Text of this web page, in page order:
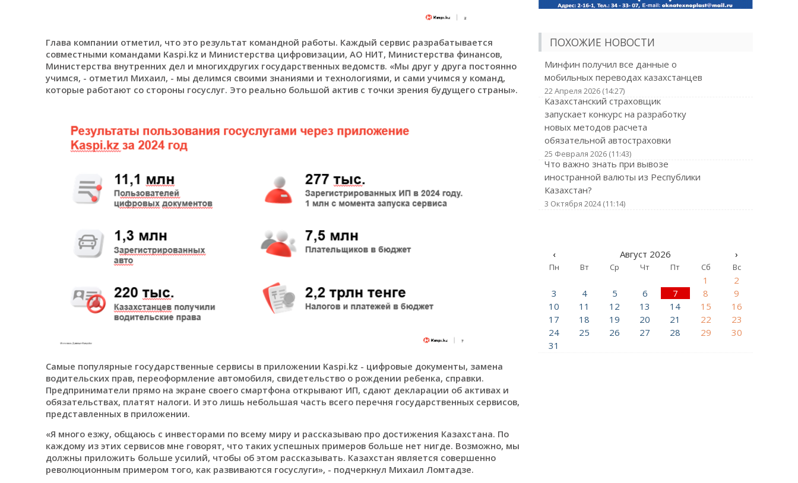
Глава компании отметил, что это результат командной работы. Каждый сервис разрабатывается
совместными командами Kaspi.kz и Министерства цифровизации, АО НИТ, Министерства финансов,
Министерства внутренних дел и многихдругих государственных ведомств. «Мы друг у друга постоянно
учимся, - отметил Михаил, - мы делимся своими знаниями и технологиями, и сами учимся у команд,
которые работают со стороны госуслуг. Это реально большой актив с точки зрения будущего страны».
Самые популярные государственные сервисы в приложении Kaspi.kz - цифровые документы, замена
водительских прав, переоформление автомобиля, свидетельство о рождении ребенка, справки.
Предприниматели прямо на экране своего смартфона открывают ИП, сдают декларации об активах и
обязательствах, платят налоги. И это лишь небольшая часть всего перечня государственных сервисов,
представленных в приложении.
«Я много езжу, общаюсь с инвесторами по всему миру и рассказываю про достижения Казахстана. По
каждому из этих сервисов мне говорят, что таких успешных примеров больше нет нигде. Возможно, мы
должны приложить больше усилий, чтобы об этом рассказывать. Казахстан является совершенно
революционным примером того, как развиваются госуслуги», - подчеркнул Михаил Ломтадзе.
ПОХОЖИЕ НОВОСТИ
Минфин получил все данные о
мобильных переводах казахстанцев
22 Апреля 2026 (14:27)
Казахстанский страховщик
запускает конкурс на разработку
новых методов расчета
обязательной автостраховки
25 Февраля 2026 (11:43)
Что важно знать при вывозе
иностранной валюты из Республики
Казахстан?
3 Октября 2024 (11:14)
‹ Август 2026 ›
Пн Вт Ср Чт Пт Сб Вс
1
2
3
4 5 6 7 8
9
10
11 12 13 14 15
16
17
18 19 20 21 22
23
24
25 26 27 28 29
30
31